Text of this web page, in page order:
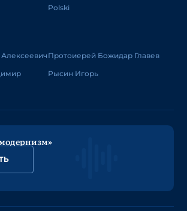
Polski
Протоиерей Божидар Главев
Рысин Игорь